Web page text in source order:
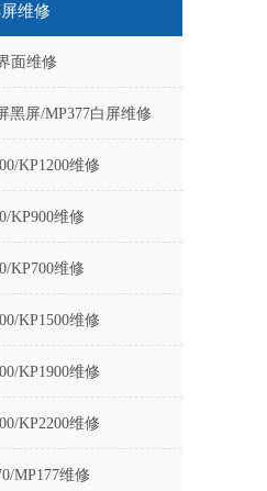
维修
面维修
黑屏/MP377白屏维修
KP1200维修
KP900维修
KP700维修
KP1500维修
KP1900维修
KP2200维修
MP177维修